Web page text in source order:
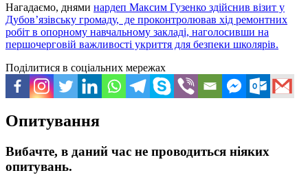
Нагадаємо, днями нардеп Максим Гузенко здійснив візит у
Дубов’язівську громаду, де проконтролював хід ремонтних
робіт в опорному навчальному закладі, наголосивши на
першочерговій важливості укриття для безпеки школярів.
Поділитися в соціальних мережах
Опитування
Вибачте, в даний час не проводиться ніяких
опитувань.